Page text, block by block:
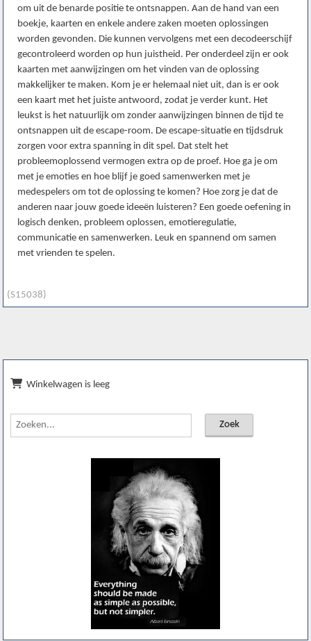
(S15038)
om uit de benarde positie te ontsnappen. Aan de hand van een
boekje, kaarten en enkele andere zaken moeten oplossingen
worden gevonden. Die kunnen vervolgens met een decodeerschijf
gecontroleerd worden op hun juistheid. Per onderdeel zijn er ook
kaarten met aanwijzingen om het vinden van de oplossing
makkelijker te maken. Kom je er helemaal niet uit, dan is er ook
een kaart met het juiste antwoord, zodat je verder kunt. Het
leukst is het natuurlijk om zonder aanwijzingen binnen de tijd te
ontsnappen uit de escape-room. De escape-situatie en tijdsdruk
zorgen voor extra spanning in dit spel. Dat stelt het
probleemoplossend vermogen extra op de proef. Hoe ga je om
met je emoties en hoe blijf je goed samenwerken met je
medespelers om tot de oplossing te komen? Hoe zorg je dat de
anderen naar jouw goede ideeën luisteren? Een goede oefening in
logisch denken, probleem oplossen, emotieregulatie,
communicatie en samenwerken. Leuk en spannend om samen
met vrienden te spelen.
Winkelwagen is leeg